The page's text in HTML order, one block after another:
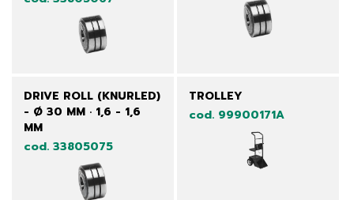
DRIVE ROLL (KNURLED)
- Ø 30 MM · 1,6 - 1,6
MM
cod. 33805075
TROLLEY
cod. 99900171A